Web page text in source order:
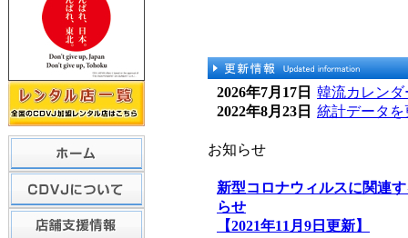
2026年7月17日 韓流カレン
2022年8月23日 統計データ
お知らせ
新型コロナウィルスに関連
らせ
【2021年11月9日更新】